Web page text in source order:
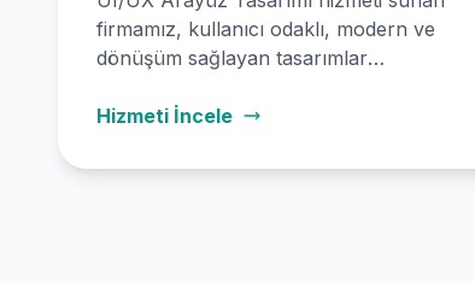
firmamız, kullanıcı odaklı, modern ve
dönüşüm sağlayan tasarımlar
sitesi, mobil uygulama ve kurumsal yazılım
Hizmeti İncele